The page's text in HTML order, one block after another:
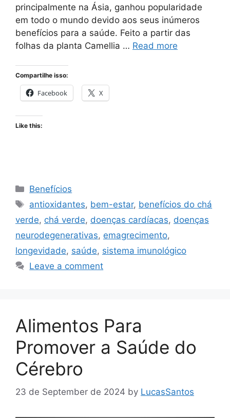
principalmente na Ásia, ganhou popularidade
em todo o mundo devido aos seus inúmeros
benefícios para a saúde. Feito a partir das
folhas da planta Camellia … Read more
Compartilhe isso:
Facebook X
Like this:
Categories
Benefícios
Tags
antioxidantes, bem-estar, benefícios do chá
verde, chá verde, doenças cardíacas, doenças
neurodegenerativas, emagrecimento,
longevidade, saúde, sistema imunológico
Leave a comment
Alimentos Para
Promover a Saúde do
Cérebro
23 de September de 2024 by LucasSantos